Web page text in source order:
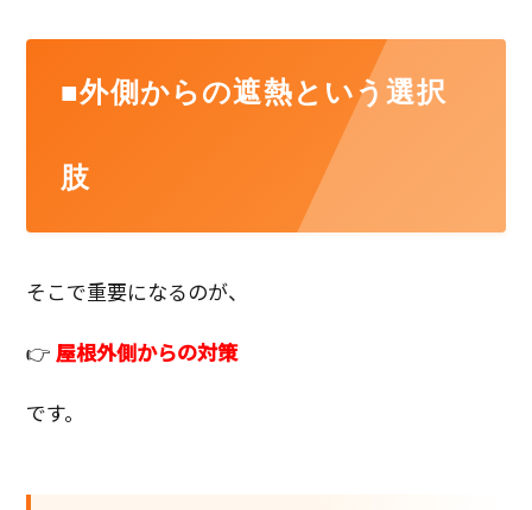
■外側からの遮熱という選択
肢
そこで重要になるのが、
👉 屋根外側からの対策
です。